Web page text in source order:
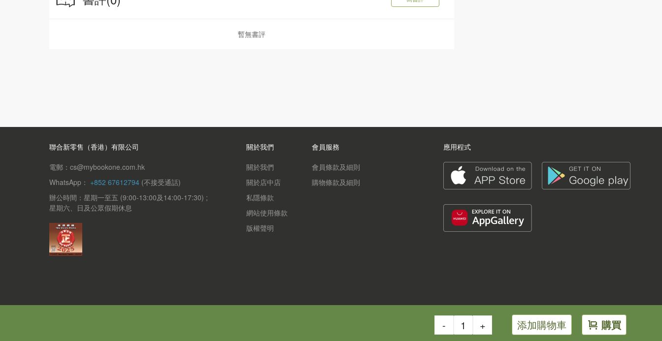
暫無書評
- + 添加購物車 購買
聯合新零售（香港）有限公司
電郵：cs@mybookone.com.hk
WhatsApp： +852 67612794 (不接受通話)
辦公時間：星期一至五 (9:00-13:00及14:00-17:30) ;
星期六、日及公眾假期休息
關於我們
關於我們
關於店中店
私隱條款
網站使用條款
版權聲明
會員服務
會員條款及細則
購物條款及細則
應用程式